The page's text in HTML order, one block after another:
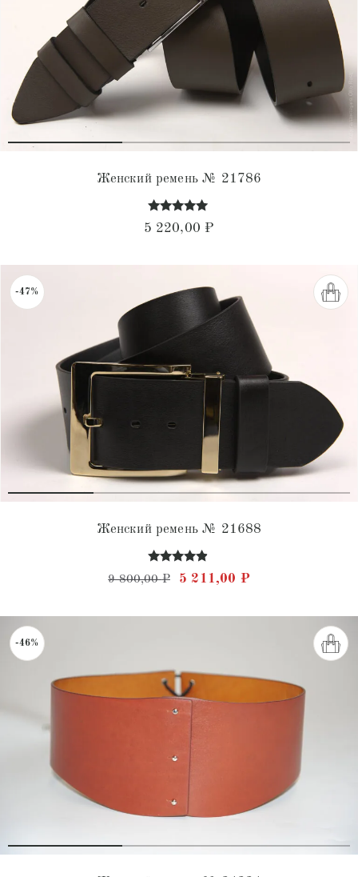
Женский ремень № 21786
Оценка
4.94
5 220,00 ₽
-47%
Женский ремень № 21688
Оценка
4.73
9 800,00₽ Первоначальная цена
5 211,00 ₽Текущая цена:
-46%